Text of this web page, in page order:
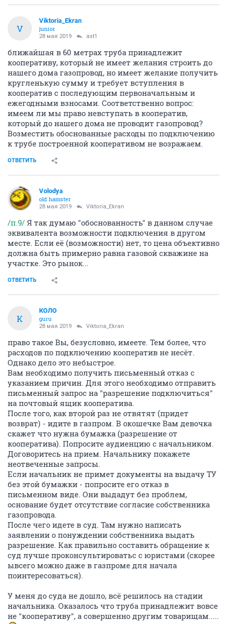
V
Viktoria_Ekran
junior
28 мая 2019 ast1
ближайшая в 60 метрах труба принадлежит
кооперативу, который не имеет желания строить до
нашего дома газопровод, но имеет желание получить
кругленькую сумму и требует вступления в
кооператив с последующим первоначальным и
ежегодными взносами. Соответственно вопрос:
имеем ли мы право невступать в кооператив,
который до нашего дома не проводит газопровод?
Возместить обоснованные расходы по подключению
к трубе построенной кооперативом не возражаем.
ОТВЕТИТЬ
Volodya
old hamster
28 мая 2019 Viktoria_Ekran
/п.9/ Я так думаю "обоснованность" в данном случае
эквивалента возможности подключения в другом
месте. Если её (возможности) нет, то цена объективно
должна быть примерно равна газовой скважине на
участке. Это рынок...
ОТВЕТИТЬ
К
КОЛО
guru
28 мая 2019 Viktoria_Ekran
право такое Вы, безусловно, имеете. Тем более, что
расходов по подключению кооператив не несёт.
Однако дело это небыстрое.
Вам необходимо получить письменный отказ с
указанием причин. Для этого необходимо отправить
письменный запрос на "разрешение подключиться"
на почтовый ящик кооператива.
После того, как второй раз не отвятят (придет
возврат) - идите в газпром. В окошечке Вам девочка
скажет что нужна бумажка (разрешение от
кооператива). Попросите аудиенцию с начальником.
Договоритесь на прием. Начальнику покажете
неотвеченные запросы.
Если начальник не примет документы на выдачу ТУ
без этой бумажки - попросите его отказ в
письменном виде. Они выдадут без проблем,
основание будет отсутствие согласие собственника
газопровода.
После чего идете в суд. Там нужно написать
заявлении о понуждении собственника выдать
разрешение. Как правильно составить обращение к
суд лучше проконсультироватьс с юристами (скорее
ывсего можно даже в газпроме для начала
поинтересоваться).
У меня до суда не дошло, всё решилось на стадии
начальника. Оказалось что труба принадлежит вовсе
не "кооперативу", а совершенно другим товарищам.....